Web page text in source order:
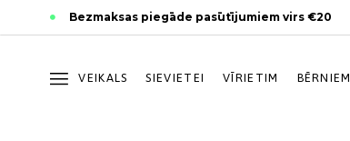
links
to
navigation
Bezmaksas piegāde pasūtījumiem virs €20
VEIKALS SIEVIETEI VĪRIETIM BĒRNIEM